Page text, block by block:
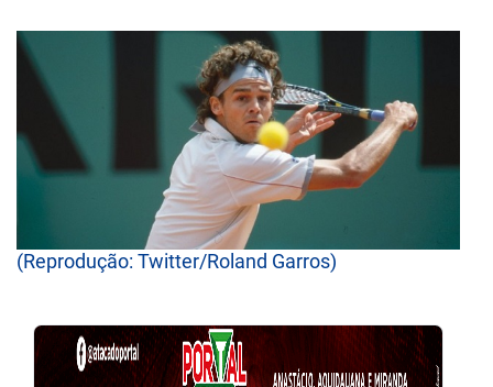
(Reprodução: Twitter/Roland Garros)